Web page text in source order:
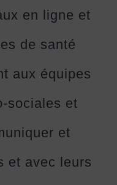
en ligne et
de santé
aux équipes
sociales et
et
et avec leurs